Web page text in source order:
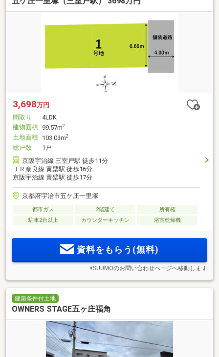
3,698万円
間取り
4LDK
建物面積 99.57m2
土地面積 103.03m2
総戸数
1戸
京阪宇治線 三室戸駅 徒歩11分
ＪＲ奈良線 黄檗駅 徒歩16分
京阪宇治線 黄檗駅 徒歩17分
京都府宇治市五ケ庄一里塚
都市ガス 2階建て
所有権
駐車2台以上
カウンターキッチン 浴室乾燥機
資料をもらう(無料)
※SUUMOのお問い合わせページへ移動します
建築条件付土地
OWNERS STAGE五ヶ庄福角